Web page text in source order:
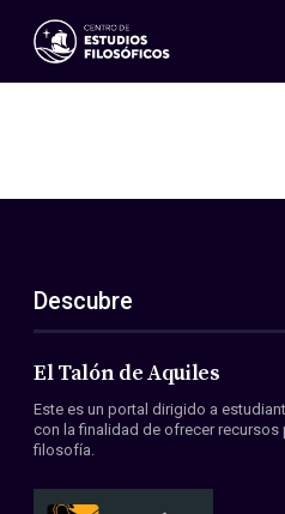
Eventos
ES
EN
Acerca de nosotros
Miembros
Convenios
Descubre
El Talón de Aquiles
Este es un portal dirigido a
con la finalidad de ofrecer recursos
filosofía.